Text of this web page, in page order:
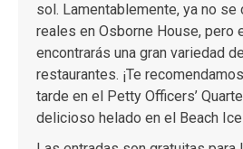
sol. Lamentablemente, ya no se
reales en Osborne House, pero
encontrarás una gran variedad
restaurantes. ¡Te
tarde en el Petty Officers’
delicioso helado en el Beach